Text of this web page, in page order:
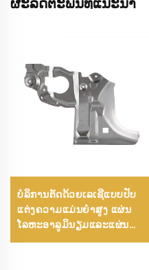
ຜະລິດຕະພັນທີ່ແນະນຳ
ບໍລິການຕັດດ້ວຍເລເຊີແບບປັບ
ແຕ່ງຄວາມແມ່ນຍໍາສູງ ແຜ່ນ
ໂລຫະອາລູມິນຽມແລະແຜ່ນ
ໂລຫະສະແຕນເລດຄຸນນະພາບ